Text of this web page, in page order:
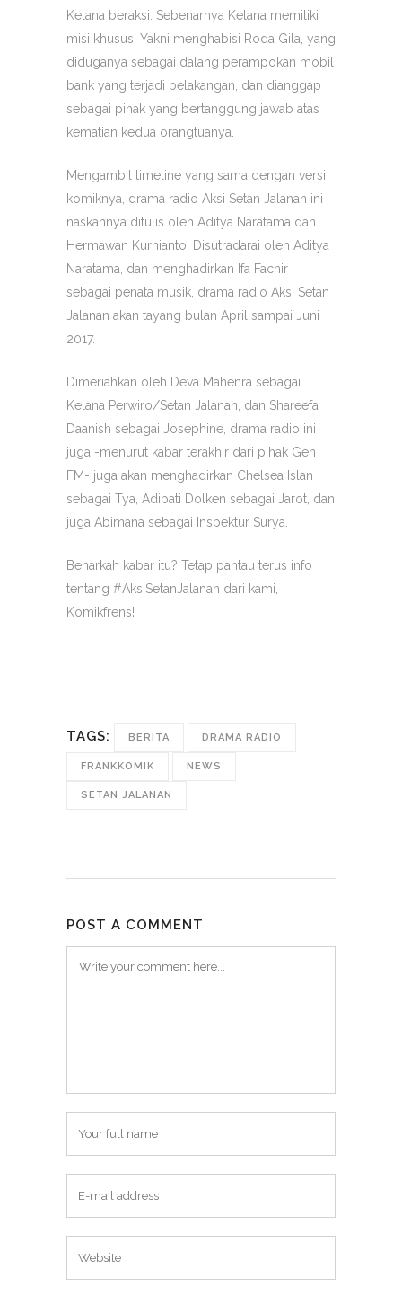
Kelana beraksi. Sebenarnya Kelana memiliki
misi khusus, Yakni menghabisi Roda Gila, yang
diduganya sebagai dalang perampokan mobil
bank yang terjadi belakangan, dan dianggap
sebagai pihak yang bertanggung jawab atas
kematian kedua orangtuanya.
Mengambil timeline yang sama dengan versi
komiknya, drama radio Aksi Setan Jalanan ini
naskahnya ditulis oleh Aditya Naratama dan
Hermawan Kurnianto. Disutradarai oleh Aditya
Naratama, dan menghadirkan Ifa Fachir
sebagai penata musik, drama radio Aksi Setan
Jalanan akan tayang bulan April sampai Juni
2017.
Dimeriahkan oleh Deva Mahenra sebagai
Kelana Perwiro/Setan Jalanan, dan Shareefa
Daanish sebagai Josephine, drama radio ini
juga -menurut kabar terakhir dari pihak Gen
FM- juga akan menghadirkan Chelsea Islan
sebagai Tya, Adipati Dolken sebagai Jarot, dan
juga Abimana sebagai Inspektur Surya.
Benarkah kabar itu? Tetap pantau terus info
tentang #AksiSetanJalanan dari kami,
Komikfrens!
TAGS: BERITA DRAMA RADIO
FRANKKOMIK NEWS
SETAN JALANAN
POST A COMMENT